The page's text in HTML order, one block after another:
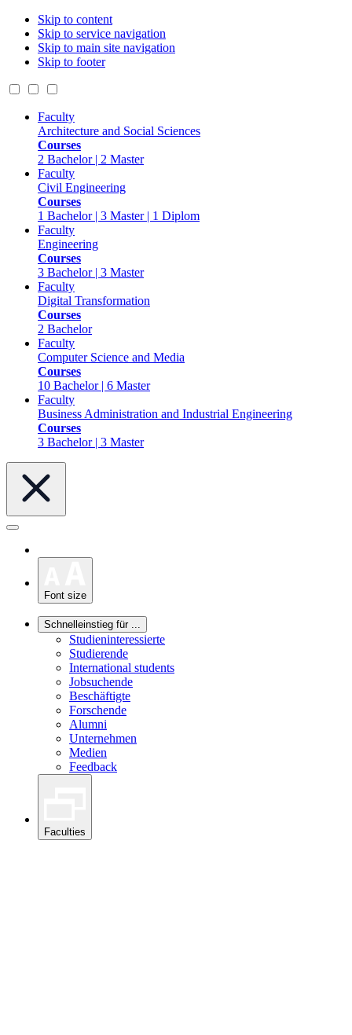
Skip to content
Skip to service navigation
Skip to main site navigation
Skip to footer
Faculty
Architecture and Social Sciences
Courses
2 Bachelor | 2 Master
Faculty
Civil Engineering
Courses
1 Bachelor | 3 Master | 1 Diplom
Faculty
Engineering
Courses
3 Bachelor | 3 Master
Faculty
Digital Transformation
Courses
2 Bachelor
Faculty
Computer Science and Media
Courses
10 Bachelor | 6 Master
Faculty
Business Administration and Industrial Engineering
Courses
3 Bachelor | 3 Master
Font size
Schnelleinstieg für ...
Studieninteressierte
Studierende
International students
Jobsuchende
Beschäftigte
Forschende
Alumni
Unternehmen
Medien
Feedback
Faculties